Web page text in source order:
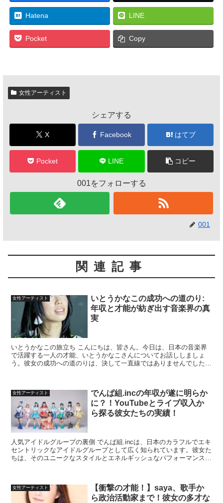
Hatena LINE
Pocket Copy
女性アーティスト
シェアする
X Facebook はてブ
Pocket LINE コピー
001をフォローする
001
関連記事
女性アーティスト
いとうかなこの成功への道のり:
年収と才能が紡ぎ出す音楽界の真
実
いとうかなこの旅立ち こんにちは、皆さん。今日は、日本の音楽界
で活躍する一人の才能、いとうかなこさんについてお話ししましょ
う。彼女の成功への道のりは、決して一直線ではありませんでした。
女性アーティスト
でんぱ組.incの年収が遂に明らか
に？！YouTubeとライブ収入か
ら探る彼女たちの実績！
人気アイドルグループの裏側 でんぱ組.incは、日本のカラフルでエキ
セントリックなアイドルグループとして広く知られています。彼女た
ちは、そのユニークなスタイルとエネルギッシュなパフォーマンスで
女性アーティスト
【衝撃の才能！】saya、歌手か
ら政治活動家まで！彼女の多才な